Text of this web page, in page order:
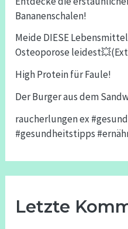
Bananenschalen!
Meide DIESE
Osteoporose
High Protein für Faule!
Der Burger aus dem
raucherlungen ex
#gesundheitstipps
Letzte